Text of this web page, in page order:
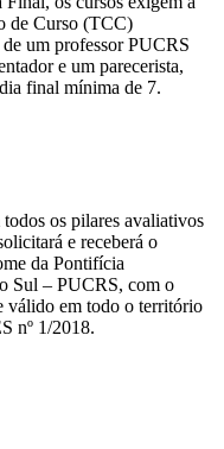
de Curso (TCC)
um professor PUCRS
e um parecerista,
final mínima de 7.
os pilares avaliativos
e receberá o
da Pontifícia
Sul – PUCRS, com o
válido em todo o território
nº 1/2018.